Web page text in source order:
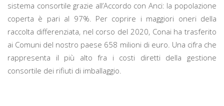
sistema consortile grazie all’Accordo con Anci: la popolazione
coperta è pari al 97%. Per coprire i maggiori oneri della
raccolta differenziata, nel corso del 2020, Conai ha trasferito
ai Comuni del nostro paese 658 milioni di euro. Una cifra che
rappresenta il più alto fra i costi diretti della gestione
consortile dei rifiuti di imballaggio.